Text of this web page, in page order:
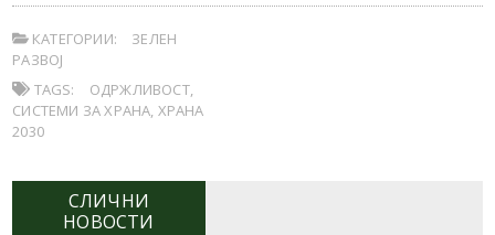
КАТЕГОРИИ:
ЗЕЛЕН
РАЗВОЈ
TAGS:
ОДРЖЛИВОСТ,
СИСТЕМИ ЗА ХРАНА, ХРАНА
2030
СЛИЧНИ
НОВОСТИ